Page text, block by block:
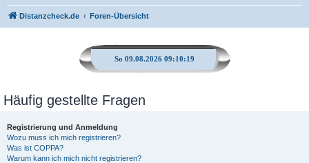
Distanzcheck.de Foren-Übersicht
So 09.08.2026 09:10:20
Häufig gestellte Fragen
Registrierung und Anmeldung
Wozu muss ich mich registrieren?
Was ist COPPA?
Warum kann ich mich nicht registrieren?